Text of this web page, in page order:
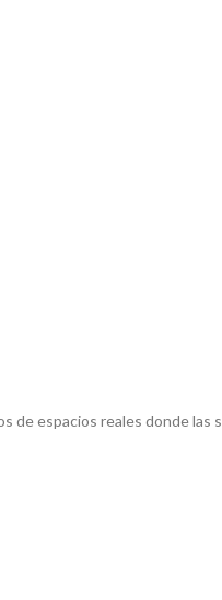
de espacios reales donde